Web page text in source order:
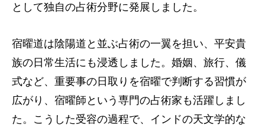
として独自の占術分野に発展しました。
宿曜道は陰陽道と並ぶ占術の一翼を担い、平安貴
族の日常生活にも浸透しました。婚姻、旅行、儀
式など、重要事の日取りを宿曜で判断する習慣が
広がり、宿曜師という専門の占術家も活躍しまし
た。こうした受容の過程で、インドの天文学的な